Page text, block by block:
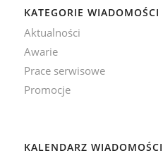
KATEGORIE WIADOMOŚCI
Aktualności
Awarie
Prace serwisowe
Promocje
KALENDARZ WIADOMOŚCI